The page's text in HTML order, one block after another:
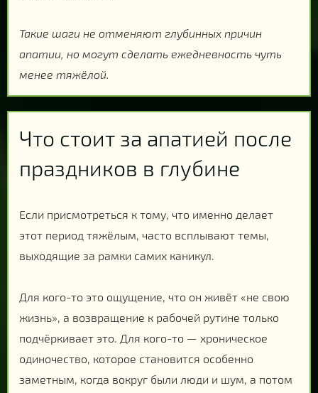
Такие шаги не отменяют глубинных причин
апатии, но могут сделать ежедневность чуть
менее тяжёлой.
Что стоит за апатией после
праздников в глубине
Если присмотреться к тому, что именно делает
этот период тяжёлым, часто всплывают темы,
выходящие за рамки самих каникул.
Для кого-то это ощущение, что он живёт «не свою
жизнь», а возвращение к рабочей рутине только
подчёркивает это. Для кого-то — хроническое
одиночество, которое становится особенно
заметным, когда вокруг были люди и шум, а потом